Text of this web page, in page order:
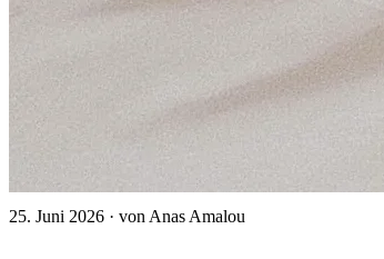
25. Juni 2026 · von Anas Amalou